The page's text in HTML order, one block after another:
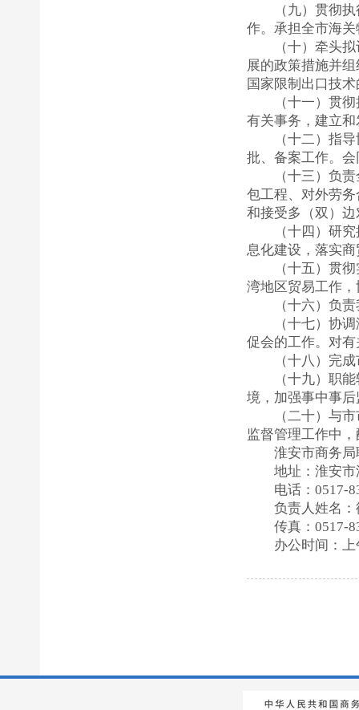
（九）贯彻
作。承担全市海
（十）牵头
展的政策措施并
国家限制出口技
（十一）贯
有关事务，建立
（十二）指
批、备案工作。
（十三）负
包工程、对外劳
和接受多（双）
（十四）研
息化建设，落实
（十五）贯
湾地区贸易工作
（十六）负
（十七）协
促会的工作。对
（十八）完
（十九）职
境，加强事中事
（二十）与
监督管理工作中
淮安市商务
地址：淮安
电话：0517-
负责人姓名：
传真：0517-
办公时间：